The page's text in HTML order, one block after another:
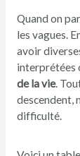
Quand on
les vagues.
avoir
interprétées
de la vie.
descendent,
difficulté.